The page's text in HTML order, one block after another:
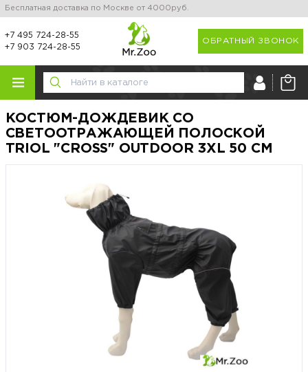
Бесплатная доставка по Москве от 4000руб.
+7 495 724-28-55
+7 903 724-28-55
ОБРАТНЫЙ ЗВОНОК
КОСТЮМ-ДОЖДЕВИК СО
СВЕТООТРАЖАЮЩЕЙ ПОЛОСКОЙ
TRIOL "CROSS" OUTDOOR 3XL 50 СМ